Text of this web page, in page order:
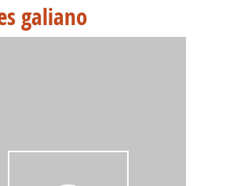
galiano